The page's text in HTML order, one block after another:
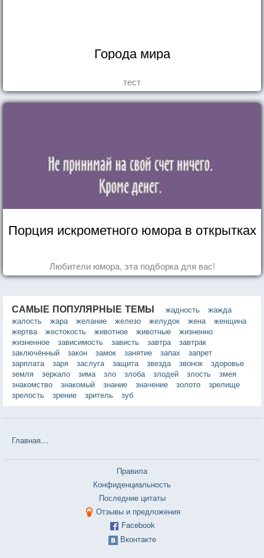
Города мира
тест
Порция искрометного юмора в открытках
Любители юмора, эта подборка для вас!
САМЫЕ ПОПУЛЯРНЫЕ ТЕМЫ жадность
жажда
жалость
жара желание железо желудок жена
женщина
жертва
жестокость животное животные
жизненно
жизненное
зависимость зависть завтра
завтрак
заключённый
закон замок занятие запах
запрет
зарплата
заря заслуга защита звезда звонок
здоровье
земля
зеркало зима зло злоба злодей злость
змея
знакомство
знакомый знание значение золото
зрелище
зрелость
зрение зритель зуб
Главная
Правила
Конфиденциальность
Последние цитаты
Отзывы и предложения
Facebook
Вконтакте